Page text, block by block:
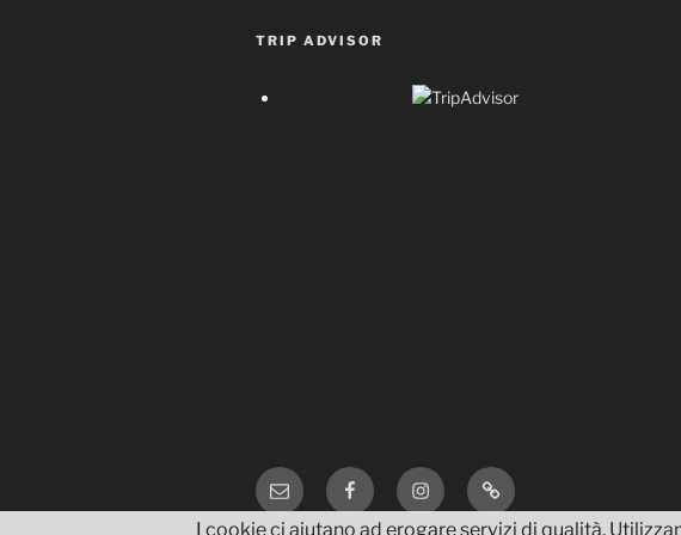
TRIP ADVISOR
Email FacebookInstagramTripAdvisor
I cookie ci aiutano ad erogare servizi di qualità.